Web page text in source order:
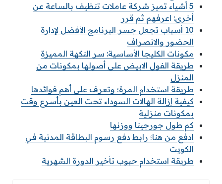
5 أشياء تميز شركة عاملات تنظيف بالساعة عن
أخرى: اعرفهم ثم قرر
10 أسباب تجعل جسر البرنامج الأفضل لإدارة
الحضور والانصراف
مكونات الكليجا الأساسية: سر النكهة المميزة
طريقة الفول الابيض على أصولها بمكونات من
المنزل
طريقة استخدام المرة؛ وتعرف على أهم فوائدها
كيفية إزالة الهالات السوداء تحت العين بأسرع وقت
بمكونات منزلية
كم طول جورجينا ووزنها
ادفع من هنا؛ رابط دفع رسوم البطاقة المدنية في
الكويت
طريقة استخدام حبوب تأخير الدورة الشهرية